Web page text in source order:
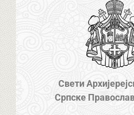
Свети
Српске